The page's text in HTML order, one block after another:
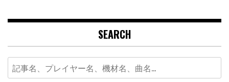
SEARCH
Search
for: